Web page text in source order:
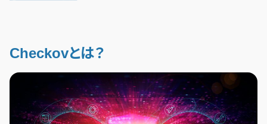
Checkovとは？